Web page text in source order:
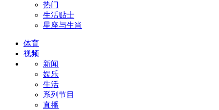
热门
生活贴士
星座与生肖
体育
视频
新闻
娱乐
生活
系列节目
直播